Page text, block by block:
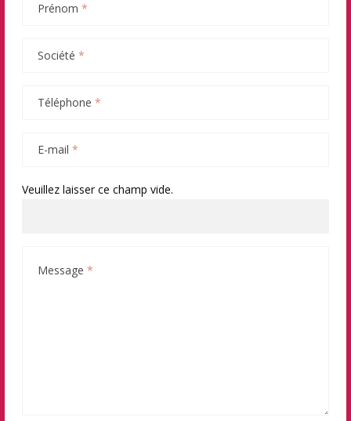
Prénom *
Société *
Téléphone *
E-mail *
Veuillez laisser ce champ vide.
Message *